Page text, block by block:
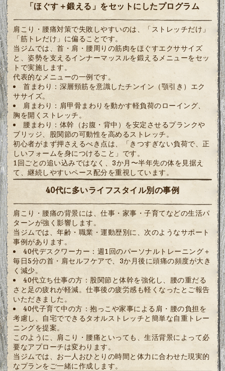
「ほぐす＋鍛える」をセットにしたプログラム
肩こり・腰痛対策で失敗しやすいのは、「ストレッチだけ」
「筋トレだけ」に偏ることです。
当ジムでは、首・肩・腰周りの筋肉をほぐすエクササイズ
と、姿勢を支えるインナーマッスルを鍛えるメニューをセッ
トで実施します。
代表的なメニューの一例です。
首まわり：深層頸筋を意識したチンイン（顎引き）エク
ササイズ。
肩まわり：肩甲骨まわりを動かす軽負荷のローイング、
胸を開くストレッチ。
腰まわり：体幹（お腹・背中）を安定させるプランクや
ブリッジ、股関節の可動性を高めるストレッチ。
初心者がまず押さえるべき点は、「きつすぎない負荷で、正
しいフォームを身につけること」です。
1回ごとの追い込みではなく、3か月〜半年先の体を見据え
て、継続しやすいペース配分を重視しています。
40代に多いライフスタイル別の事例
肩こり・腰痛の背景には、仕事・家事・子育てなどの生活パ
ターンが強く影響します。
当ジムでは、年齢・職業・運動歴別に、次のようなサポート
事例があります。
40代デスクワーカー：週1回のパーソナルトレーニング＋
毎日5分の首・肩セルフケアで、3か月後に頭痛の頻度が大き
く減少。
40代立ち仕事の方：股関節と体幹を強化し、腰の重だる
さと足の疲れが軽減。仕事後の疲労感も軽くなったとご報告
いただきました。
40代子育て中の方：抱っこや家事による肩・腰の負担を
考慮し、自宅でできるタオルストレッチと簡単な自重トレー
ニングを提案。
このように、肩こり・腰痛といっても、生活背景によって必
要なアプローチは変わります。
当ジムでは、お一人おひとりの時間と体力に合わせた現実的
なプランをご一緒に作成します。